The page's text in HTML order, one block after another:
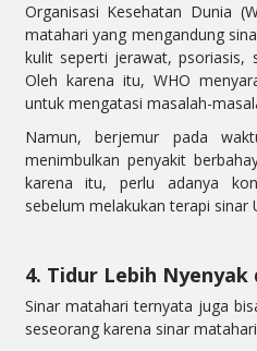
Organisasi Kesehatan Dunia
matahari yang mengandung
kulit seperti jerawat, psoriasis,
Oleh karena itu, WHO
untuk mengatasi masalah-
Namun, berjemur pada
menimbulkan penyakit
karena itu, perlu adanya
sebelum melakukan terapi sinar
4. Tidur Lebih
Sinar matahari ternyata juga
seseorang karena sinar